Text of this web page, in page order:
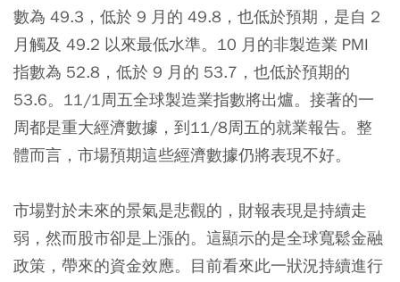
數為 49.3，低於 9 月的 49.8，也低於預期，是自 2
月觸及 49.2 以來最低水準。10 月的非製造業 PMI
指數為 52.8，低於 9 月的 53.7，也低於預期的
53.6。11/1周五全球製造業指數將出爐。接著的一
周都是重大經濟數據，到11/8周五的就業報告。整
體而言，市場預期這些經濟數據仍將表現不好。
市場對於未來的景氣是悲觀的，財報表現是持續走
弱，然而股市卻是上漲的。這顯示的是全球寬鬆金融
政策，帶來的資金效應。目前看來此一狀況持續進行